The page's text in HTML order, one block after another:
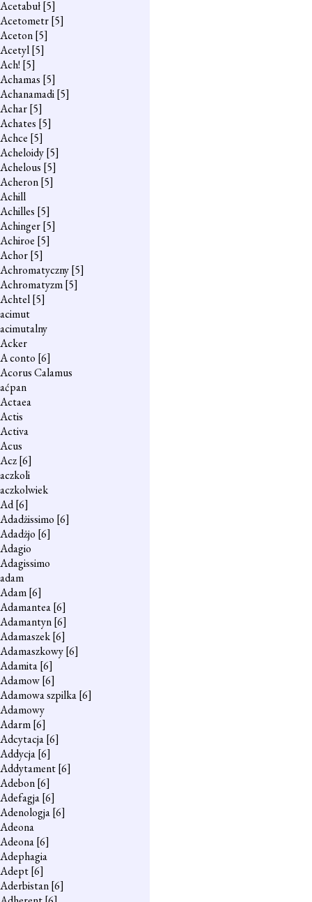
Acetabuł[5]
Acetometr[5]
Aceton[5]
Acetyl[5]
Ach! [5]
Achamas [5]
Achanamadi[5]
Achar[5]
Achates [5]
Achce [5]
Acheloidy[5]
Achelous [5]
Acheron[5]
Achill
Achilles [5]
Achinger[5]
Achiroe [5]
Achor[5]
Achromatyczny[5]
Achromatyzm[5]
Achtel[5]
acimut
acimutalny
Acker
A conto [6]
Acorus Calamus
aćpan
Actaea
Actis
Activa
Acus
Acz[6]
aczkoli
aczkolwiek
Ad[6]
Adadżissimo [6]
Adadżjo [6]
Adagio
Adagissimo
adam
Adam[6]
Adamantea[6]
Adamantyn[6]
Adamaszek[6]
Adamaszkowy[6]
Adamita[6]
Adamow[6]
Adamowa szpilka[6]
Adamowy
Adarm[6]
Adcytacja[6]
Addycja[6]
Addytament[6]
Adebon[6]
Adefagja[6]
Adenologja[6]
Adeona
Adeona[6]
Adephagia
Adept[6]
Aderbistan[6]